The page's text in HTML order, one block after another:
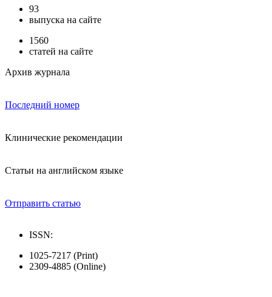
93
выпуска на сайте
1560
статей на сайте
Архив журнала
Последний номер
Клинические рекомендации
Статьи на английском языке
Отправить статью
ISSN:
1025-7217 (Print)
2309-4885 (Online)